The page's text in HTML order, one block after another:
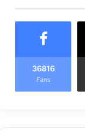
36816
Fans